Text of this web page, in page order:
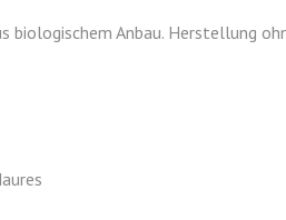
biologischem Anbau. Herstellung